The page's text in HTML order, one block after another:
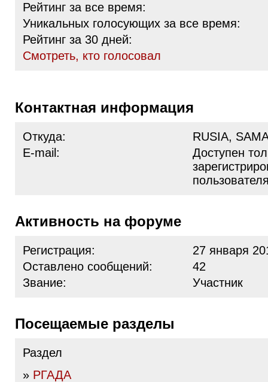
Рейтинг за все время:
Уникальных голосующих за все время:
Рейтинг за 30 дней:
Cмотреть, кто голосовал
Контактная информация
Откуда:
RUSIA,
E-mail:
Доступен
Активность на форуме
Регистрация:
27 января
Оставлено сообщений:
42
Звание:
Участник
Посещаемые разделы
Раздел
» РГАДА